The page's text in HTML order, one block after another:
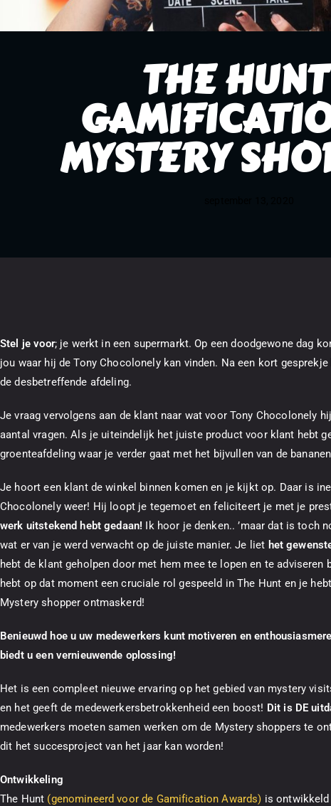
THE
MYSTERY
Stel je voor; je werkt in een supermarkt. Op een doodgewone dag
jou waar hij de Tony Chocolonely kan vinden. Na een kort
de desbetreffende afdeling.
Je vraag vervolgens aan de klant naar wat voor Tony Chocolonely
aantal vragen. Als je uiteindelijk het juiste product voor klant hebt
groenteafdeling waar je verder gaat met het bijvullen van de
Je hoort een klant de winkel binnen komen en je kijkt op. Daar is
Chocolonely weer! Hij loopt je tegemoet en feliciteert je met je
werk uitstekend hebt gedaan! Ik hoor je denken.. ’maar dat is toch
wat er van je werd verwacht op de juiste manier. Je liet het
hebt de klant geholpen door met hem mee te lopen en te
hebt op dat moment een cruciale rol gespeeld in The Hunt en je
Mystery shopper ontmaskerd!
Benieuwd hoe u uw medewerkers kunt motiveren en
biedt u een vernieuwende oplossing!
Het is een compleet nieuwe ervaring op het gebied van mystery
en het geeft de medewerkersbetrokkenheid een boost! Dit is DE
medewerkers moeten samen werken om de Mystery shoppers te
dit het succesproject van het jaar kan worden!
Ontwikkeling
The Hunt (genomineerd voor de Gamification Awards) is